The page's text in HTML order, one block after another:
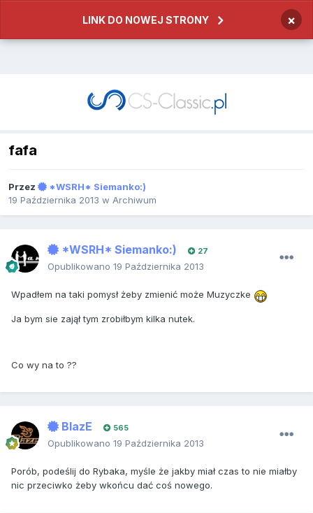
LINK DO NOWEJ STRONY ×
fafa
Przez
*WSRH* Siemanko:)
19 Października 2013 w Archiwum
*WSRH* Siemanko:) 27
Opublikowano 19 Października 2013
Wpadłem na taki pomysł żeby zmienić może Muzyczke
Ja bym sie zajął tym zrobiłbym kilka nutek.
Co wy na to ??
BlazE 565
Opublikowano 19 Października 2013
Porób, podeślij do Rybaka, myśle że jakby miał czas to nie miałby
nic przeciwko żeby wkońcu dać coś nowego.